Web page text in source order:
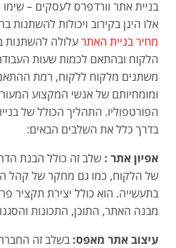
בניית אתר וורדפרס לעסקים –
אלו הינן בקירוב ויכולות
מחיר בניית האתרעלולה להשתנות
הלקוח ובהתאם לכמות שעות
משתנים מלקוח ללקוח, רמת
ומומחיותם של אנשי המקצוע
הפורטפוליו. התהליך הכולל של
בדרך כלל את השלבים הבאים:
אפיון אתר : שלב זה כולל הבנת
של הלקוח, כמו גם מחקר של קהל
בתעשייה. הוא כולל יצירת תקציר
מבנה האתר, התוכן, התכונות
עיצוב אתר מאפס: בשלב זה